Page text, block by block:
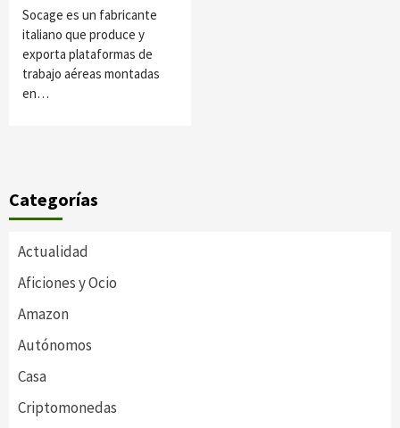
Socage es un fabricante
italiano que produce y
exporta plataformas de
trabajo aéreas montadas
en…
Categorías
Actualidad
Aficiones y Ocio
Amazon
Autónomos
Casa
Criptomonedas